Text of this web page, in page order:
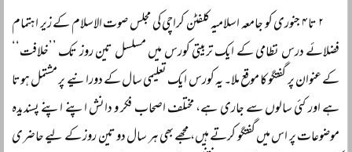
۲ تا ۴ جنوری کو جامعہ اسلامیہ کلفٹن کراچی کی مجلس صوت الاسلام کے زیر اہتمام
فضلائے درس نظامی کے ایک تربیتی کورس میں مسلسل تین روز تک ’’خلافت‘‘
کے عنوان پر گفتگو کا موقع ملا۔ یہ کورس ایک تعلیمی سال کے دورانیے پر مشتمل ہوتا
ہے اور کئی سالوں سے جاری ہے، مختلف اصحاب فکر و دانش اپنے اپنے پسندیدہ
موضوعات پر اس میں گفتگو کرتے ہیں، مجھے بھی ہر سال دو تین روز کے لیے حاضری